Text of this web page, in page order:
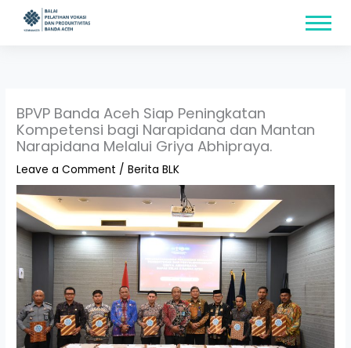
content
BPVP Banda Aceh Siap Peningkatan
Kompetensi bagi Narapidana dan Mantan
Narapidana Melalui Griya Abhipraya.
Leave a Comment /Berita BLK